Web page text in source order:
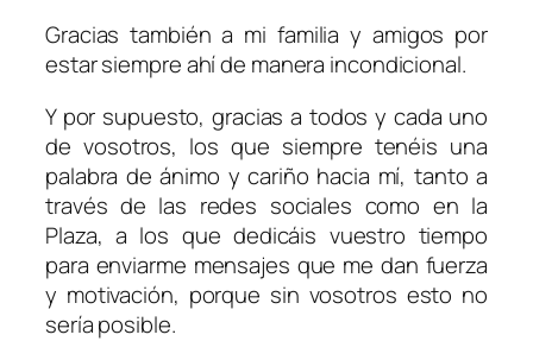
Gracias también a mi familia y amigos por
estar siempre ahí de manera incondicional.
Y por supuesto, gracias a todos y cada uno
de vosotros, los que siempre tenéis una
palabra de ánimo y cariño hacia mí, tanto a
través de las redes sociales como en la
Plaza, a los que dedicáis vuestro tiempo
para enviarme mensajes que me dan fuerza
y motivación, porque sin vosotros esto no
sería posible.